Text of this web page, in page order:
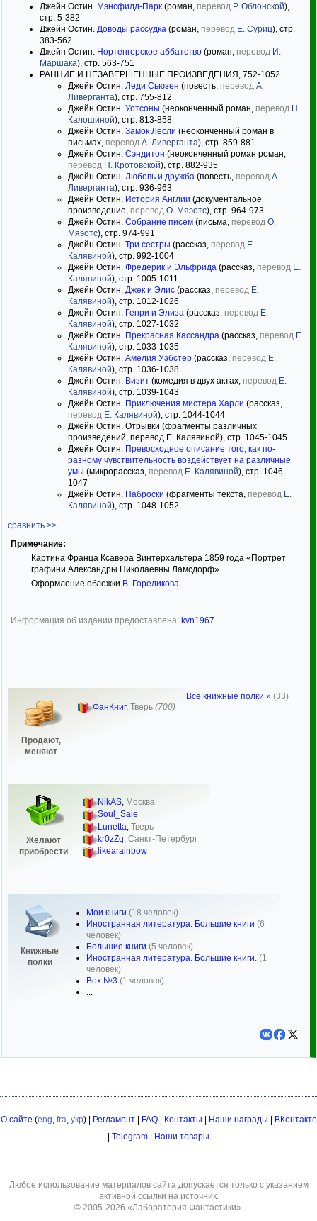
Джейн Остин. Мэнсфилд-Парк (роман, перевод Р. Облонской),
стр. 5-382
Джейн Остин. Доводы рассудка (роман, перевод Е. Суриц), стр.
383-562
Джейн Остин. Нортенгерское аббатство (роман, перевод И.
Маршака), стр. 563-751
РАННИЕ И НЕЗАВЕРШЕННЫЕ ПРОИЗВЕДЕНИЯ, 752-1052
Джейн Остин. Леди Сьюзен (повесть, перевод А.
Ливерганта), стр. 755-812
Джейн Остин. Уотсоны (неоконченный роман, перевод Н.
Калошиной), стр. 813-858
Джейн Остин. Замок Лесли (неоконченный роман в
письмах, перевод А. Ливерганта), стр. 859-881
Джейн Остин. Сэндитон (неоконченный роман роман,
перевод Н. Кротовской), стр. 882-935
Джейн Остин. Любовь и дружба (повесть, перевод А.
Ливерганта), стр. 936-963
Джейн Остин. История Англии (документальное
произведение, перевод О. Мяэотс), стр. 964-973
Джейн Остин. Собрание писем (письма, перевод О.
Мяэотс), стр. 974-991
Джейн Остин. Три сестры (рассказ, перевод Е.
Калявиной), стр. 992-1004
Джейн Остин. Фредерик и Эльфрида (рассказ, перевод Е.
Калявиной), стр. 1005-1011
Джейн Остин. Джек и Элис (рассказ, перевод Е.
Калявиной), стр. 1012-1026
Джейн Остин. Генри и Элиза (рассказ, перевод Е.
Калявиной), стр. 1027-1032
Джейн Остин. Прекрасная Кассандра (рассказ, перевод Е.
Калявиной), стр. 1033-1035
Джейн Остин. Амелия Уэбстер (рассказ, перевод Е.
Калявиной), стр. 1036-1038
Джейн Остин. Визит (комедия в двух актах, перевод Е.
Калявиной), стр. 1039-1043
Джейн Остин. Приключения мистера Харли (рассказ,
перевод Е. Калявиной), стр. 1044-1044
Джейн Остин. Отрывки (фрагменты различных
произведений, перевод Е. Калявиной), стр. 1045-1045
Джейн Остин. Превосходное описание того, как по-
разному чувствительность воздействует на различные
умы (микрорассказ, перевод Е. Калявиной), стр. 1046-
1047
Джейн Остин. Наброски (фрагменты текста, перевод Е.
Калявиной), стр. 1048-1052
сравнить >>
Примечание:
Картина Франца Ксавера Винтерхальтера 1859 года «Портрет
графини Александры Николаевны Ламсдорф».
Оформление обложки В. Гореликова
Информация об издании предоставлена: kvn1967
Продают,
меняют
ФанКниг, Тверь (700)
Желают
приобрести
NikAS, Москва
Soul_Sale
Lunetta Тверь
kr0zZq, Санкт-Петербург
likearainbow
Книжные
полки
Мои книги (18 человек)
Иностранная литература. Большие книги (6
человек)
Большие книги (5 человек)
Иностранная литература. Большие книги. (1
человек)
Box №3 (1 человек)
...
Все книжные полки » (33)
О сайте (eng, fra, укр) | Регламент| FAQ| Контакты Наши награды
ВКонтакте
Telegram Наши товары
Любое использование материалов сайта допускается только с указанием
активной ссылки на источник.
© 2005-2026 «Лаборатория Фантастики».